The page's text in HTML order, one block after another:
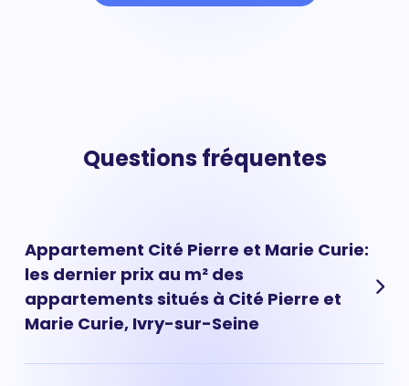
Questions fréquentes
Appartement Cité Pierre et Marie Curie:
les dernier prix au m² des
appartements situés à Cité Pierre et
Marie Curie, Ivry-sur-Seine